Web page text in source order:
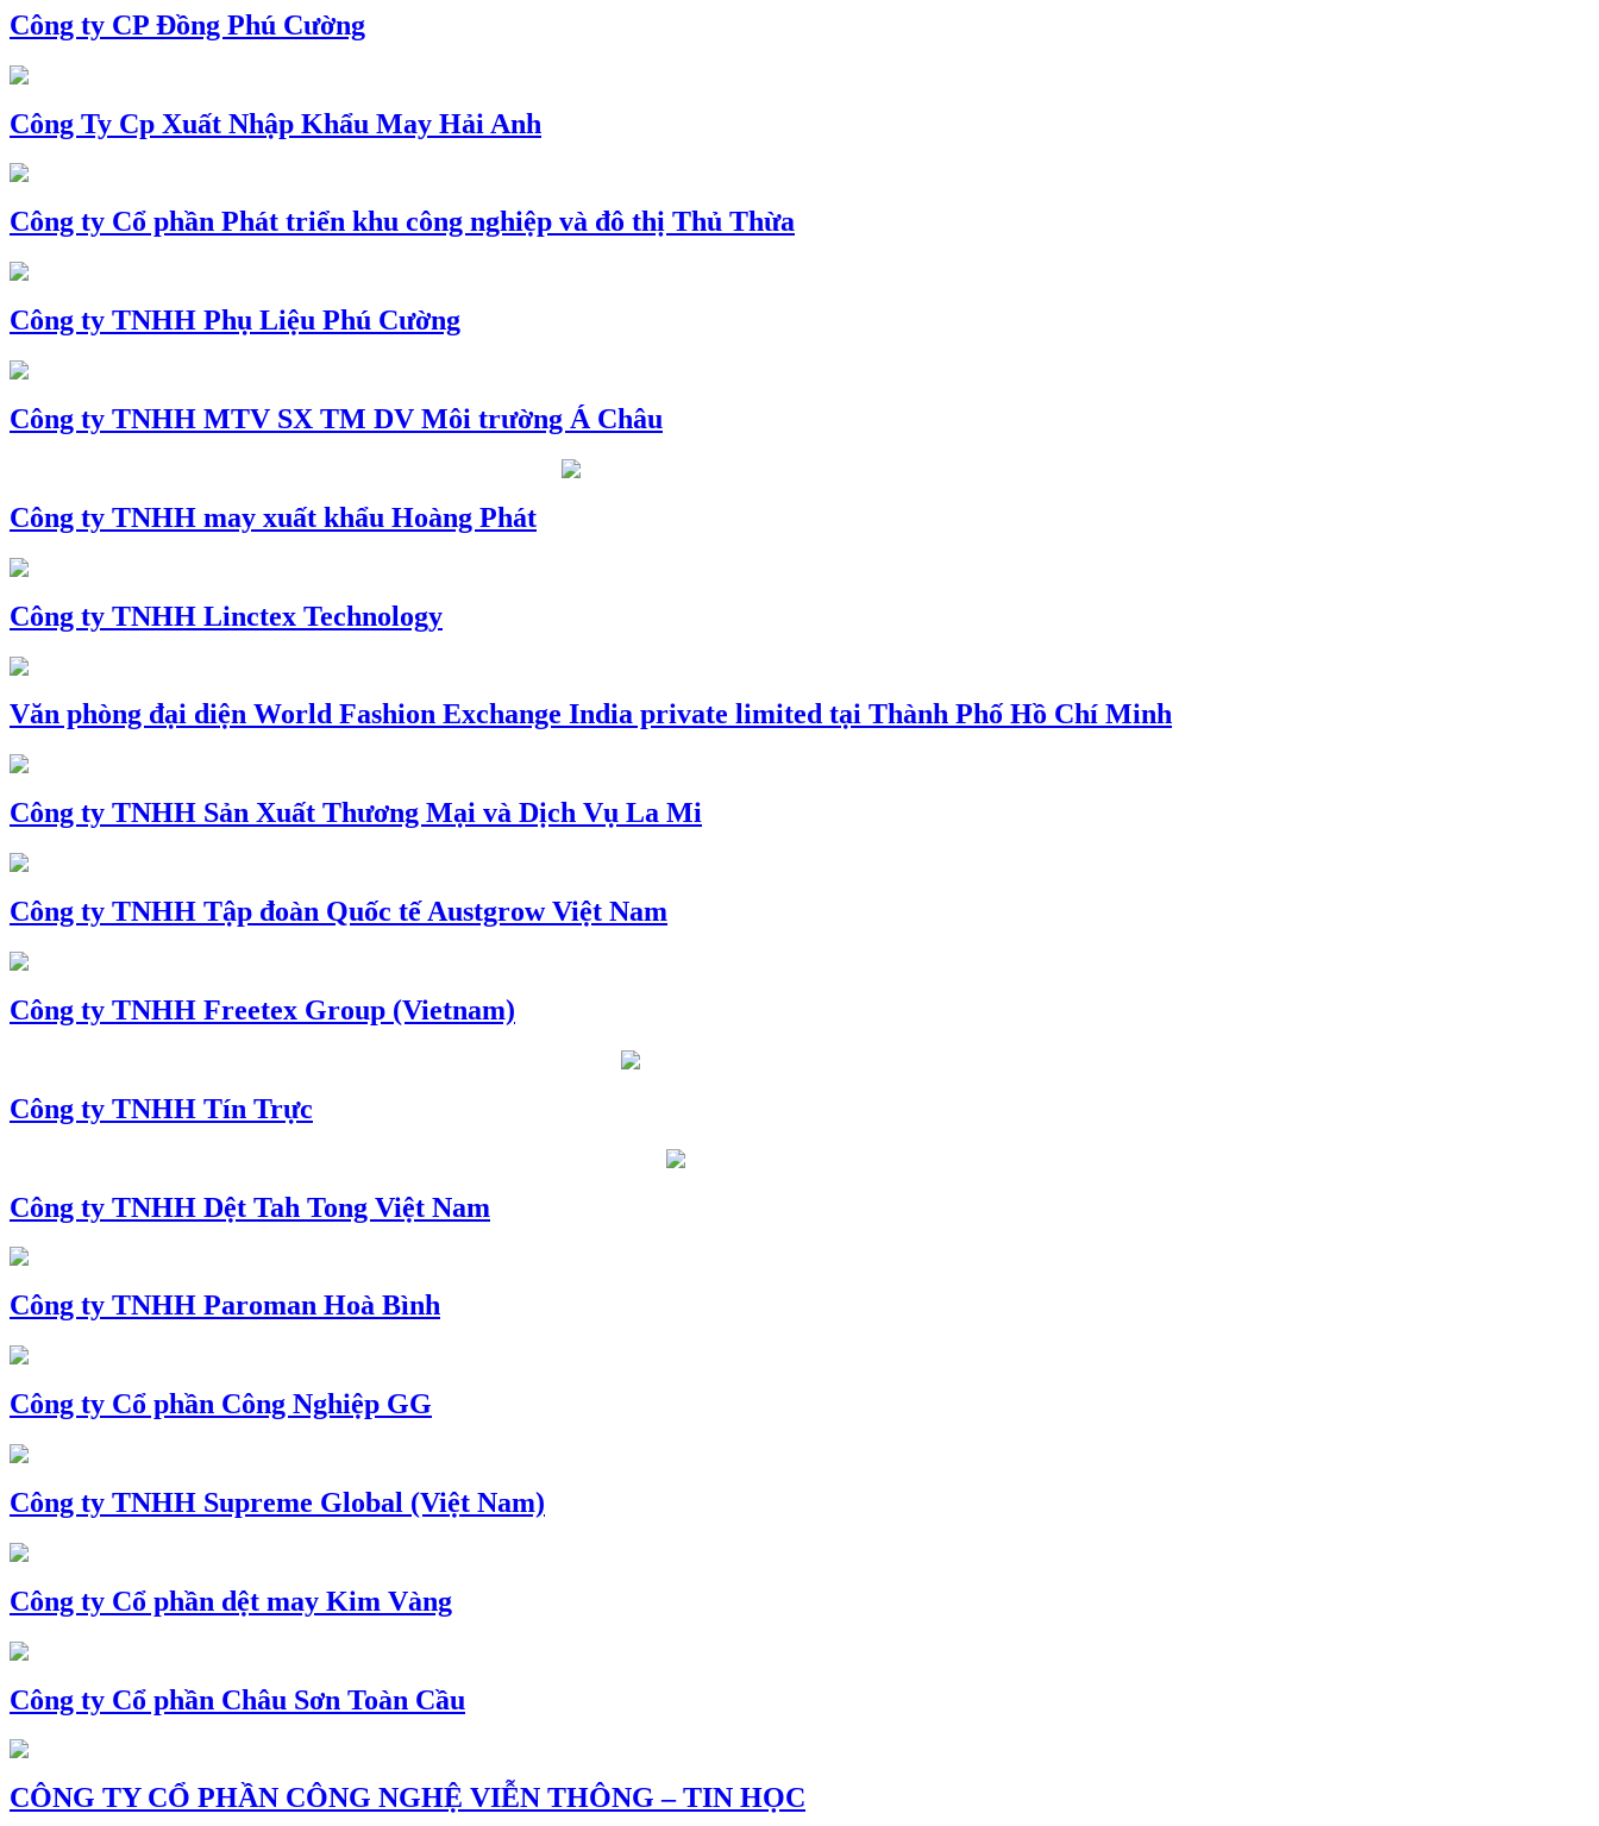
Công ty CP Đồng Phú Cường
Công Ty Cp Xuất Nhập Khẩu May Hải Anh
Công ty Cổ phần Phát triển khu công nghiệp và đô thị Thủ Thừa
Công ty TNHH Phụ Liệu Phú Cường
Công ty TNHH MTV SX TM DV Môi trường Á Châu
Công ty TNHH may xuất khẩu Hoàng Phát
Công ty TNHH Linctex Technology
Văn phòng đại diện World Fashion Exchange India private limited tại Thành Phố Hồ Chí Minh
Công ty TNHH Sản Xuất Thương Mại và Dịch Vụ La Mi
Công ty TNHH Tập đoàn Quốc tế Austgrow Việt Nam
Công ty TNHH Freetex Group (Vietnam)
Công ty TNHH Tín Trực
Công ty TNHH Dệt Tah Tong Việt Nam
Công ty TNHH Paroman Hoà Bình
Công ty Cổ phần Công Nghiệp GG
Công ty TNHH Supreme Global (Việt Nam)
Công ty Cổ phần dệt may Kim Vàng
Công ty Cổ phần Châu Sơn Toàn Cầu
CÔNG TY CỔ PHẦN CÔNG NGHỆ VIỄN THÔNG – TIN HỌC